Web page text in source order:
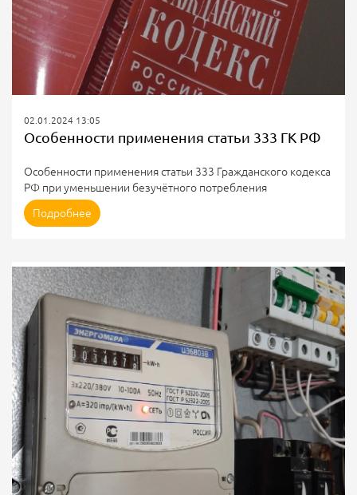
02.01.2024 13:05
Особенности применения статьи 333 ГК РФ
Особенности применения статьи 333 Гражданского кодекса
РФ при уменьшении безучётного потребления
электрической энергии
Определение Верховного Суда РФ от 25.12.2023 №302-
Нельзя уменьшить объём безучётного потребления при
доказанном факте вмешательства в работу прибора учёта
СУТЬ СПОРА
Сотрудники гарантирующего поставщика (ответчика)
провели проверку энергопринимающих устройств на
объекте потребителя (истца). В ходе проверки были...
Подробнее